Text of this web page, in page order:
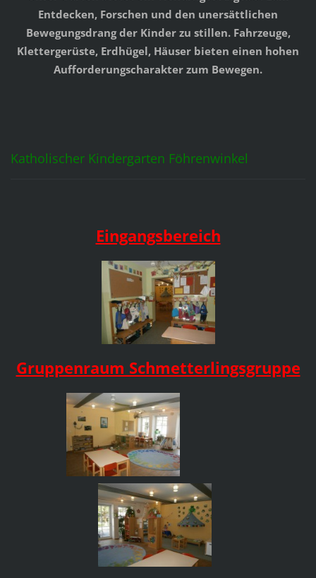
Entdecken, Forschen und den unersättlichen
Bewegungsdrang der Kinder zu stillen. Fahrzeuge,
Klettergerüste, Erdhügel, Häuser bieten einen hohen
Aufforderungscharakter zum Bewegen.
Katholischer Kindergarten Föhrenwinkel
Eingangsbereich
Gruppenraum Schmetterlingsgruppe